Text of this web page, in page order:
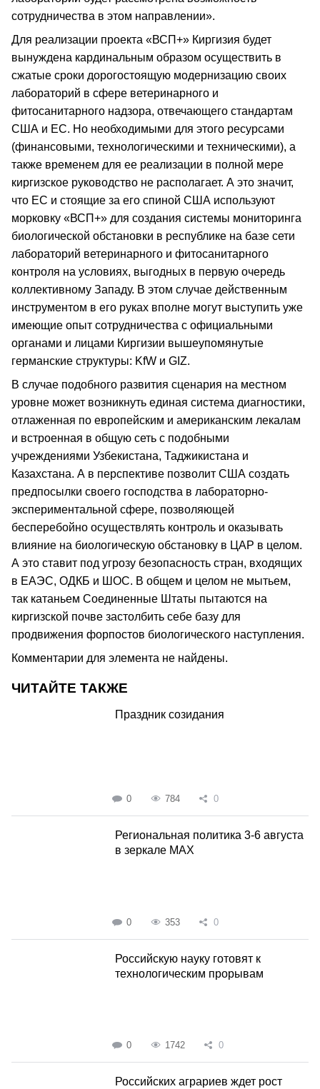
сотрудничества в этом направлении».
Для реализации проекта «ВСП+» Киргизия будет
вынуждена кардинальным образом осуществить в
сжатые сроки дорогостоящую модернизацию своих
лабораторий в сфере ветеринарного и
фитосанитарного надзора, отвечающего стандартам
США и ЕС. Но необходимыми для этого ресурсами
(финансовыми, технологическими и техническими), а
также временем для ее реализации в полной мере
киргизское руководство не располагает. А это значит,
что ЕС и стоящие за его спиной США используют
морковку «ВСП+» для создания системы мониторинга
биологической обстановки в республике на базе сети
лабораторий ветеринарного и фитосанитарного
контроля на условиях, выгодных в первую очередь
коллективному Западу. В этом случае действенным
инструментом в его руках вполне могут выступить уже
имеющие опыт сотрудничества с официальными
органами и лицами Киргизии вышеупомянутые
германские структуры: KfW и GIZ.
В случае подобного развития сценария на местном
уровне может возникнуть единая система диагностики,
отлаженная по европейским и американским лекалам
и встроенная в общую сеть с подобными
учреждениями Узбекистана, Таджикистана и
Казахстана. А в перспективе позволит США создать
предпосылки своего господства в лабораторно-
экспериментальной сфере, позволяющей
бесперебойно осуществлять контроль и оказывать
влияние на биологическую обстановку в ЦАР в целом.
А это ставит под угрозу безопасность стран, входящих
в ЕАЭС, ОДКБ и ШОС. В общем и целом не мытьем,
так катаньем Соединенные Штаты пытаются на
киргизской почве застолбить себе базу для
продвижения форпостов биологического наступления.
Комментарии для элемента не найдены.
ЧИТАЙТЕ ТАКЖЕ
Праздник созидания
0 784 0
Региональная политика 3-6 августа
в зеркале MAX
0 353 0
Российскую науку готовят к
технологическим прорывам
0 1742 0
Российских аграриев ждет рост